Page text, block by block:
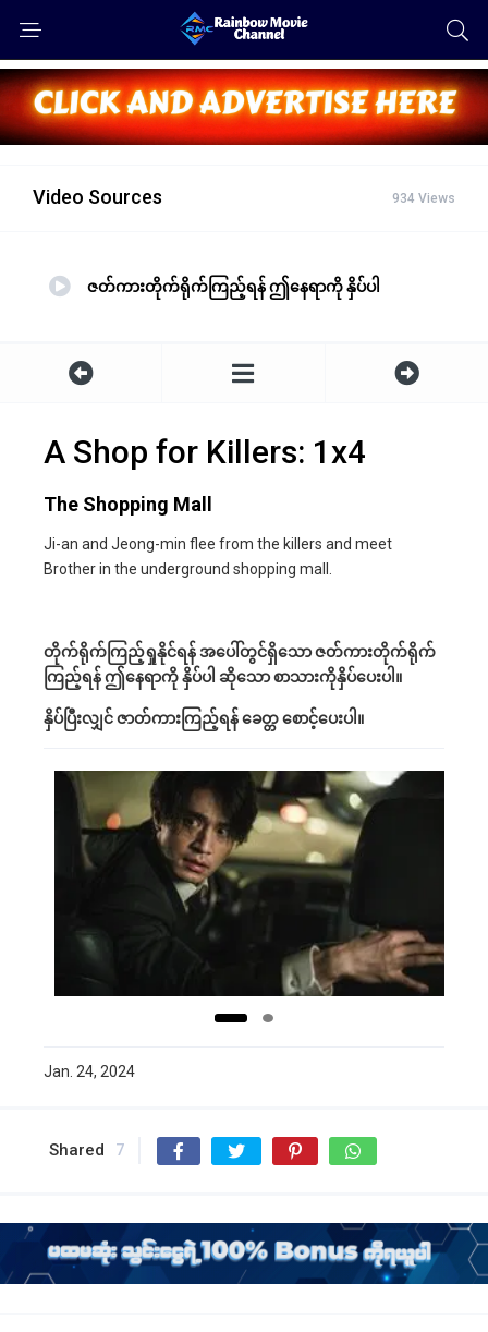
Video Sources 934 Views
ဇတ်ကားတိုက်ရိုက်ကြည့်ရန် ဤနေရာကို နှိပ်ပါ
A Shop for Killers: 1x4
The Shopping Mall
Ji-an and Jeong-min flee from the killers and meet
Brother in the underground shopping mall.
တိုက်ရိုက်ကြည့်ရှုနိုင်ရန် အပေါ်တွင်ရှိသော ဇတ်ကားတိုက်ရိုက်
ကြည့်ရန် ဤနေရာကို နှိပ်ပါ ဆိုသော စာသားကိုနှိပ်ပေးပါ။
နှိပ်ပြီးလျှင် ဇာတ်ကားကြည့်ရန် ခေတ္တ စောင့်ပေးပါ။
Jan. 24, 2024
Shared 7